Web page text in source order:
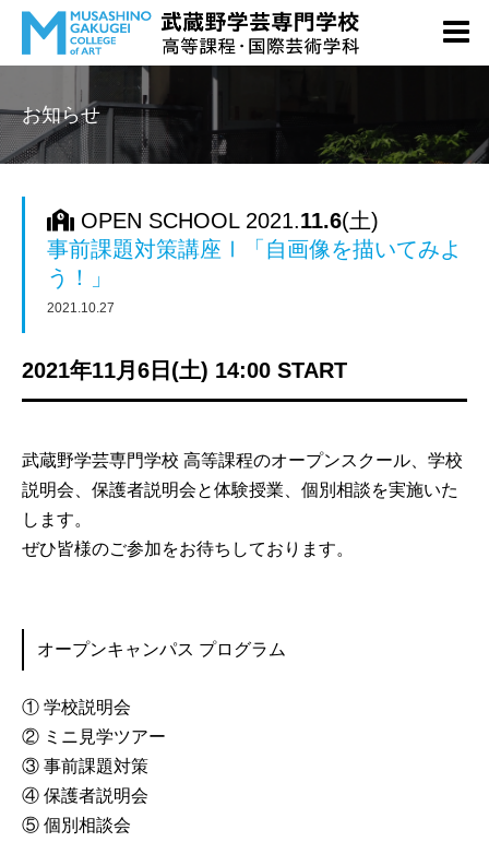
お知らせ
OPEN SCHOOL 2021.11.6(土)
事前課題対策講座Ⅰ「自画像を描いてみよ
う！」
2021.10.27
2021年11月6日(土) 14:00 START
武蔵野学芸専門学校 高等課程のオープンスクール、学校
説明会、保護者説明会と体験授業、個別相談を実施いた
します。
ぜひ皆様のご参加をお待ちしております。
オープンキャンパス プログラム
① 学校説明会
② ミニ見学ツアー
③ 事前課題対策
④ 保護者説明会
⑤ 個別相談会